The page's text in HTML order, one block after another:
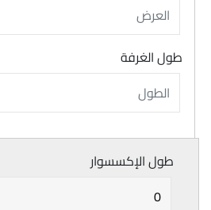
طول الغرفة
طول الإكسسوار